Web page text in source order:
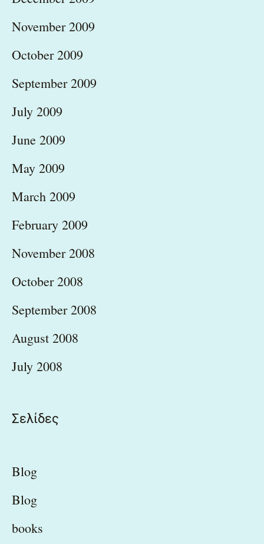
November 2009
October 2009
September 2009
July 2009
June 2009
May 2009
March 2009
February 2009
November 2008
October 2008
September 2008
August 2008
July 2008
Σελίδες
Blog
Blog
books